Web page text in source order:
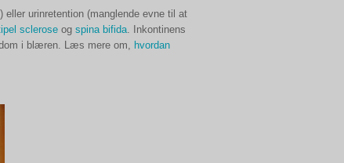
urinretention (manglende evne til at
sclerose og spina bifida. Inkontinens
i blæren. Læs mere om, hvordan